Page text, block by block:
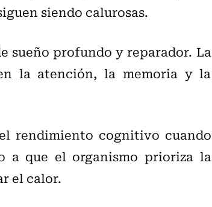
siendo calurosas.
sueño profundo y reparador. La
la atención, la memoria y la
rendimiento cognitivo cuando
a que el organismo prioriza la
el calor.